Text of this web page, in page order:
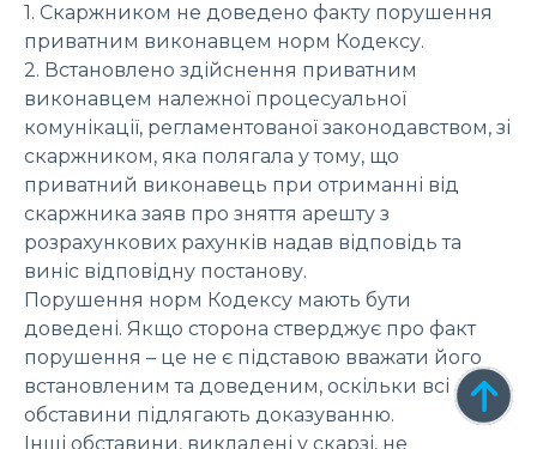
1. Скаржником не доведено факту порушення
приватним виконавцем норм Кодексу.
2. Встановлено здійснення приватним
виконавцем належної процесуальної
комунікації, регламентованої законодавством, зі
скаржником, яка полягала у тому, що
приватний виконавець при отриманні від
скаржника заяв про зняття арешту з
розрахункових рахунків надав відповідь та
виніс відповідну постанову.
Порушення норм Кодексу мають бути
доведені. Якщо сторона стверджує про факт
порушення – це не є підставою вважати його
встановленим та доведеним, оскільки всі
обставини підлягають доказуванню.
Інші обставини, викладені у скарзі, не